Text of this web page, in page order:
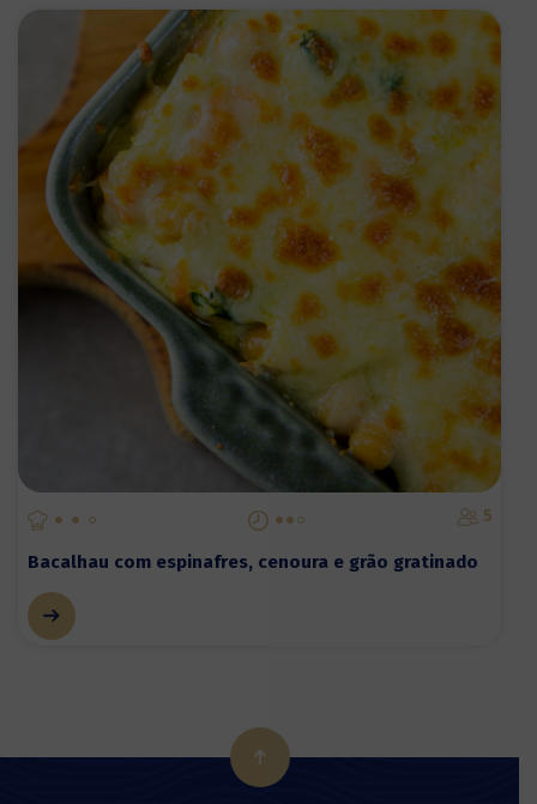
5
Bacalhau com espinafres, cenoura e grão gratinado